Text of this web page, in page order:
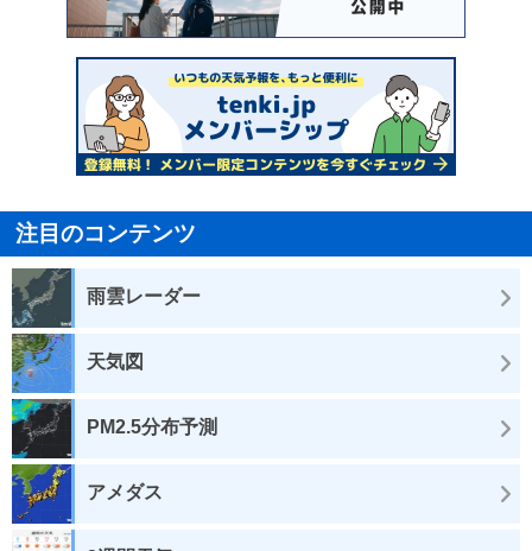
注目のコンテンツ
雨雲レーダー
天気図
PM2.5分布予測
アメダス